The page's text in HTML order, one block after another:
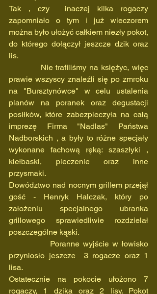
Tak , czy  inaczej kilka rogaczy
zapomniało o tym i już wieczorem
można było ułożyć całkiem niezły pokot,
do którego dołączył jeszcze dzik oraz
lis.
prawie wszyscy znaleźli się po zmroku
na "Bursztynówce" w celu ustalenia
planów na poranek oraz degustacji
posiłków, które zabezpieczyła na całą
imprezę Firma "Nadlas" Państwa
Nadborskich , a były to różne specjały
wykonane fachową ręką: szaszłyki ,
kiełbaski, pieczenie oraz inne
przysmaki.
Dowództwo nad nocnym grillem przejął
gość - Henryk Halczak, który po
założeniu specjalnego ubranka
grillowego sprawiedliwie rozdzielał
poszczególne kąski.
przyniosło jeszcze  3 rogacze oraz 1
lisa.
Ostatecznie na pokocie ułożono 7
rogaczy, 1 dzika oraz 2 lisy. Pokot